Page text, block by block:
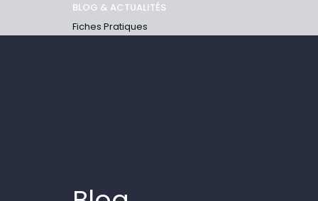
BLOG & ACTUALITÉS
Fiches Pratiques